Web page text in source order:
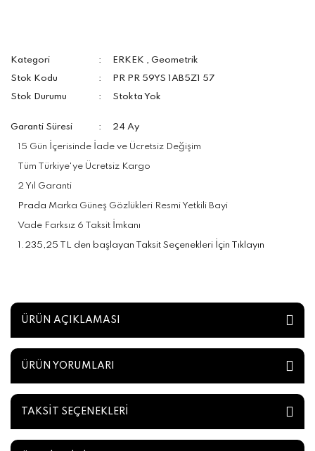
Kategori ERKEK ,Geometrik
Stok Kodu
PR PR 59YS 1AB5Z1 57
Stok Durumu
Stokta Yok
Garanti Süresi 24 Ay
15 Gün İçerisinde İade ve Ücretsiz Değişim
Tüm Türkiye'ye Ücretsiz Kargo
2 Yıl Garanti
Prada Marka Güneş Gözlükleri Resmi Yetkili Bayi
Vade Farksız 6 Taksit İmkanı
1.235,25 TL den başlayan Taksit Seçenekleri İçin Tıklayın
ÜRÜN AÇIKLAMASI
ÜRÜN YORUMLARI
TAKSİT SEÇENEKLERİ